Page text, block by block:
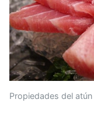
Propiedades del atún